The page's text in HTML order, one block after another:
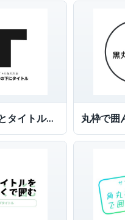
大きい文字とタイトルを付けた文字ロゴ 丸枠で囲